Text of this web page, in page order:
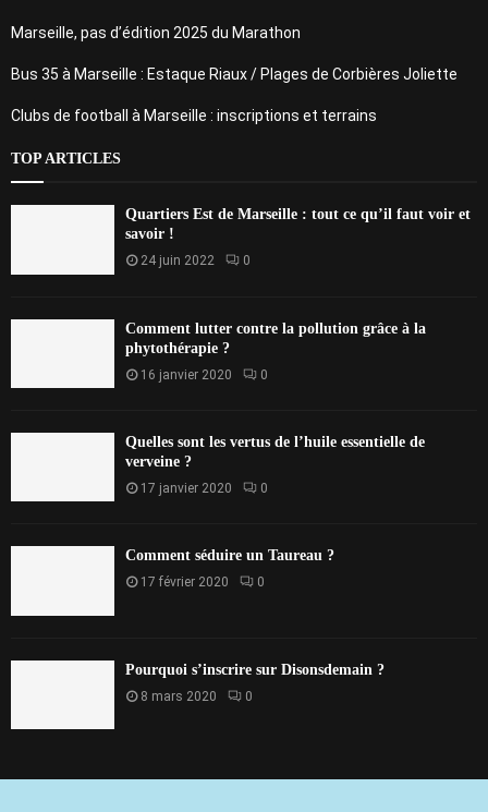
Marseille, pas d’édition 2025 du Marathon
Bus 35 à Marseille : Estaque Riaux / Plages de Corbières Joliette
Clubs de football à Marseille : inscriptions et terrains
TOP ARTICLES
Quartiers Est de Marseille : tout ce qu’il faut voir et
savoir !
24 juin 2022 0
Comment lutter contre la pollution grâce à la
phytothérapie ?
16 janvier 2020 0
Quelles sont les vertus de l’huile essentielle de
verveine ?
17 janvier 2020 0
Comment séduire un Taureau ?
17 février 2020 0
Pourquoi s’inscrire sur Disonsdemain ?
8 mars 2020 0